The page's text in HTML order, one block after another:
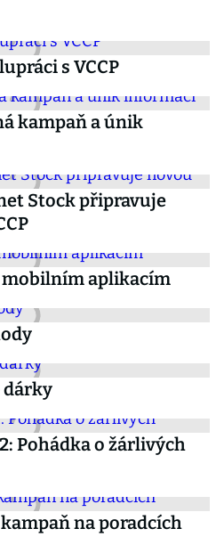
s VCCP
kampaň a únik
Stock připravuje
mobilním aplikacím
dárky
Pohádka o žárlivých
na poradcích